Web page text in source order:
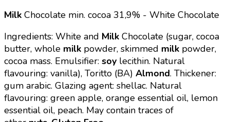
Milk Chocolate min. cocoa 31,9% - White Chocolate
Ingredients: White and Milk Chocolate (sugar, cocoa
butter, whole milk powder, skimmed milk powder,
cocoa mass. Emulsifier: soy lecithin. Natural
flavouring: vanilla), Toritto (BA) Almond. Thickener:
gum arabic. Glazing agent: shellac. Natural
flavouring: green apple, orange essential oil, lemon
essential oil, peach. May contain traces of